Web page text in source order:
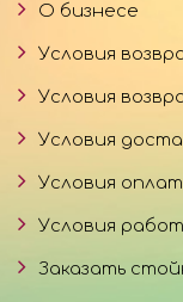
О бизнесе
Условия
Условия
Условия
Условия
Условия
Заказать